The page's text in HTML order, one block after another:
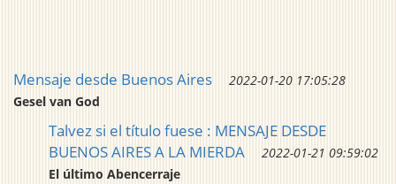
Mensaje desde Buenos Aires
2022-01-20 17:05:28
Gesel van God
Talvez si el título fuese : MENSAJE DESDE
BUENOS AIRES A LA MIERDA
2022-01-21 09:59:02
El último Abencerraje